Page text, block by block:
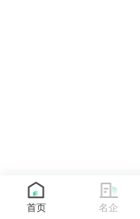
首页 名企